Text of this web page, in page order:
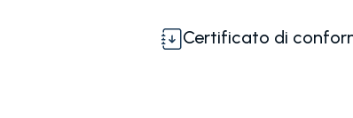
Certificato di